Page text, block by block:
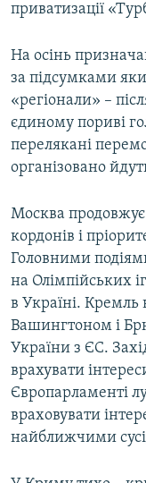
приватизації
На осінь
за підсумками
«регіонали» –
єдиному пориві
перелякані
організовано
Москва продовжує
кордонів і
Головними
на Олімпійських
в Україні. Кремль
Вашингтоном і
України з ЄС.
врахувати
Європарламенті
враховувати
найближчими